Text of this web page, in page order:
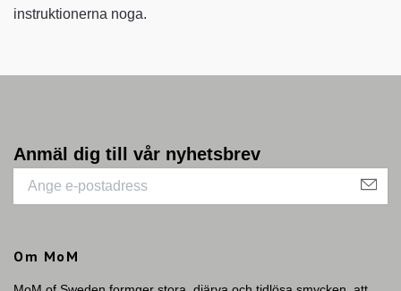
instruktionerna noga.
Anmäl dig till vår nyhetsbrev
Om MoM